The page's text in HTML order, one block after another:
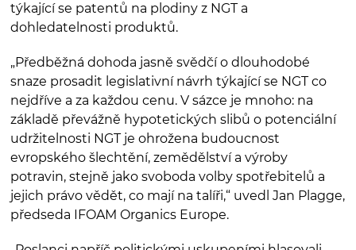
týkající se patentů na plodiny z NGT a
dohledatelnosti produktů.
„Předběžná dohoda jasně svědčí o dlouhodobé
snaze prosadit legislativní návrh týkající se NGT co
nejdříve a za každou cenu. V sázce je mnoho: na
základě převážně hypotetických slibů o potenciální
udržitelnosti NGT je ohrožena budoucnost
evropského šlechtění, zemědělství a výroby
potravin, stejně jako svoboda volby spotřebitelů a
jejich právo vědět, co mají na talíři,“ uvedl Jan Plagge,
předseda IFOAM Organics Europe.